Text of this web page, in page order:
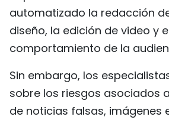
automatizado la redacción
diseño, la edición de video y
comportamiento de la
Sin embargo, los
sobre los riesgos asociados
de noticias falsas, imágenes